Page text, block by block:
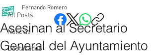
All Posts
Noticias
Destacados
Asesinan al Secretario
General del Ayuntamiento
Fernando Romero